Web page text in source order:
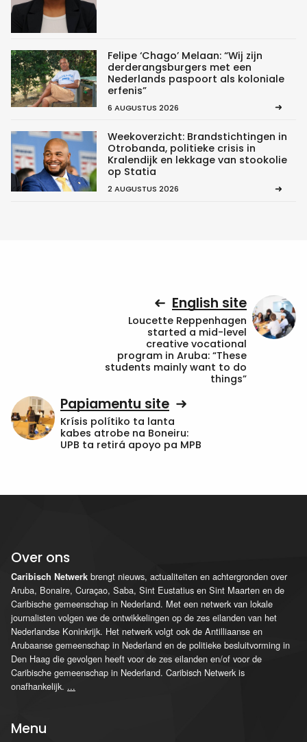
Felipe ‘Chago’ Melaan: “Wij zijn
derderangsburgers met een
Nederlands paspoort als koloniale
erfenis”
6 AUGUSTUS 2026
Weekoverzicht: Brandstichtingen in
Otrobanda, politieke crisis in
Kralendijk en lekkage van stookolie
op Statia
2 AUGUSTUS 2026
English site
Loucette Reppenhagen
started a mid-level
creative vocational
program in Aruba: “These
students mainly want to do
things”
Papiamentu site
Krísis polítiko ta lanta
kabes atrobe na Boneiru:
UPB ta retirá apoyo pa MPB
Over ons
Caribisch Netwerk brengt nieuws, actualiteiten en achtergronden over
Aruba, Bonaire, Curaçao, Saba, Sint Eustatius en Sint Maarten en de
Caribische gemeenschap in Nederland. Met een netwerk van lokale
journalisten volgen we de ontwikkelingen op de zes eilanden van het
Nederlandse Koninkrijk. Het netwerk volgt ook de Antilliaanse en
Arubaanse gemeenschap in Nederland en de politieke besluitvorming in
Den Haag die gevolgen heeft voor de zes eilanden en/of voor de
Caribische gemeenschap in Nederland. Caribisch Netwerk is
onafhankelijk. ...
Menu